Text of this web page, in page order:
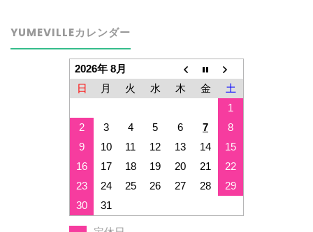
YUMEVILLEカレンダー
2026年 8月
日
月 火 水 木 金
土
1
2
3 4 5 6 7
8
9
10 11 12 13 14
15
16
17 18 19 20 21
22
23
24 25 26 27 28
29
30
31